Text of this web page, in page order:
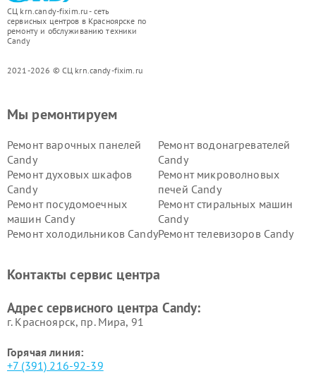
СЦ krn.candy-fixim.ru - сеть
сервисных центров в Красноярске по
ремонту и обслуживанию техники
Candy
2021-2026 © СЦ krn.candy-fixim.ru
Мы ремонтируем
Ремонт варочных панелей
Candy
Ремонт водонагревателей
Candy
Ремонт духовых шкафов
Candy
Ремонт микроволновых
печей Candy
Ремонт посудомоечных
машин Candy
Ремонт стиральных машин
Candy
Ремонт холодильников CandyРемонт телевизоров Candy
Контакты сервис центра
Адрес сервисного центра Candy:
г. Красноярск, ​пр. Мира, 91
Горячая линия:
+7 (391) 216-92-39